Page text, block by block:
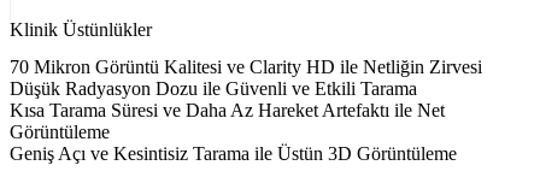
Klinik Üstünlükler
70 Mikron Görüntü Kalitesi ve Clarity HD ile Netliğin Zirvesi
Düşük Radyasyon Dozu ile Güvenli ve Etkili Tarama
Kısa Tarama Süresi ve Daha Az Hareket Artefaktı ile Net
Görüntüleme
Geniş Açı ve Kesintisiz Tarama ile Üstün 3D Görüntüleme